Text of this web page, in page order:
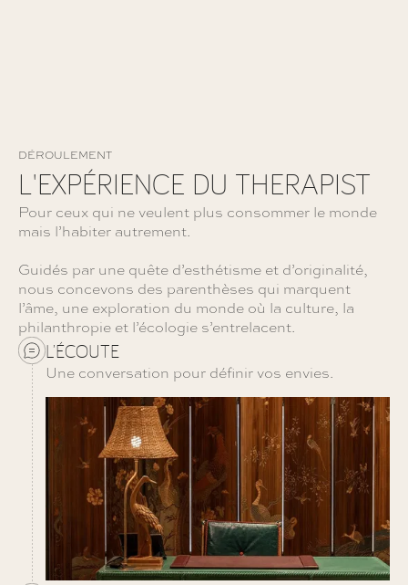
DÉROULEMENT
L'EXPÉRIENCE DU THERAPIST
Pour ceux qui ne veulent plus consommer le monde
mais l’habiter autrement.
Guidés par une quête d’esthétisme et d’originalité,
nous concevons des parenthèses qui marquent
l’âme, une exploration du monde où la culture, la
philanthropie et l’écologie s’entrelacent.
L’ÉCOUTE
Une conversation pour définir vos envies.